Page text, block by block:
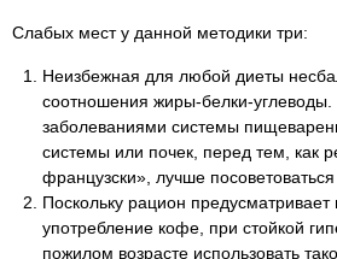
Слабых мест у данной методики три:
Неизбежная для любой диеты
соотношения жиры-белки-
заболеваниями системы
системы или почек, перед тем, как
французски», лучше посоветоваться
Поскольку рацион
употребление кофе, при стойкой
пожилом возрасте использовать